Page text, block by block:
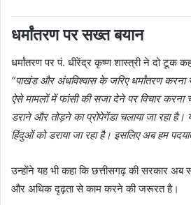
धर्मांतरण पर सख्त बयान
धर्मांतरण पर पं. धीरेंद्र कृष्ण शास्त्री ने दो टूक
“पाखंड और अंधविश्वास के जरिए धर्मांतरण
ऐसे मामलों में फांसी की सजा देने पर विचार करना
डराने और तोड़ने का प्रोपेगेंडा चलाया जा रहा है।
हिंदुओं को डराया जा रहा है। इसलिए अब हम
उन्होंने यह भी कहा कि छत्तीसगढ़ की सरकार अब
और अधिक दृढ़ता से काम करने की जरूरत है।